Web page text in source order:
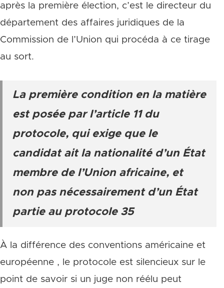
après la première élection, c’est le directeur du
département des affaires juridiques de la
Commission de l’Union qui procéda à ce tirage
au sort.
La première condition en la matière
est posée par l’article 11 du
protocole, qui exige que le
candidat ait la nationalité d’un État
membre de l’Union africaine, et
non pas nécessairement d’un État
partie au protocole 35
À la différence des conventions américaine et
européenne , le protocole est silencieux sur le
point de savoir si un juge non réélu peut